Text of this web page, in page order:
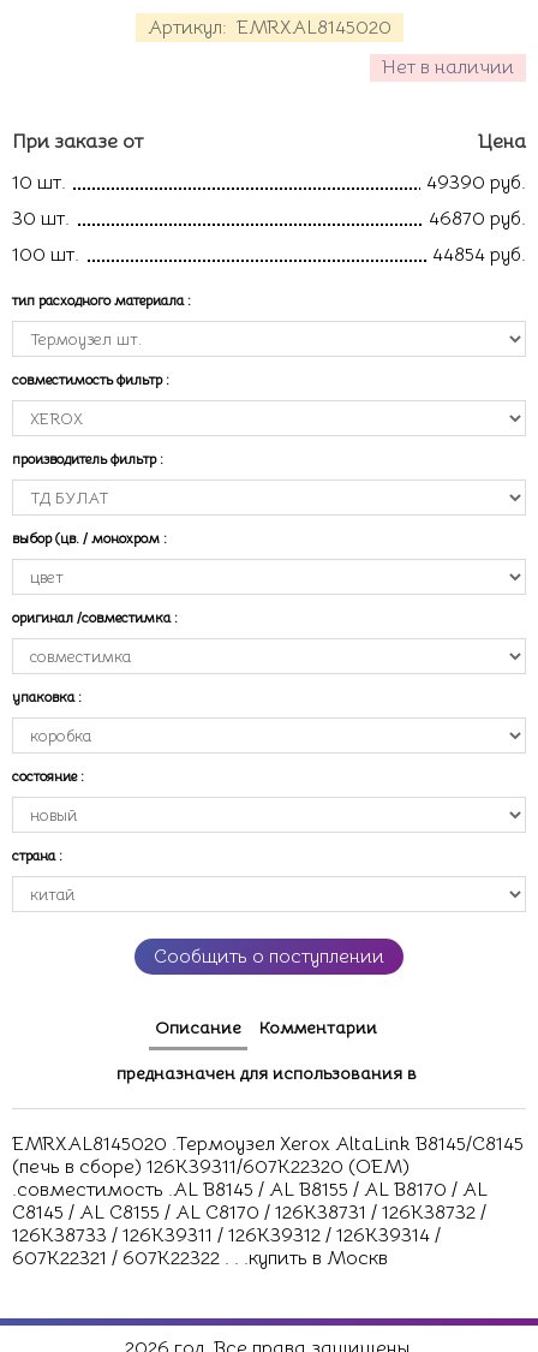
Артикул: EMRXAL8145020
Нет в наличии
При заказе от
Цена
10 шт.
49390 руб.
30 шт.
46870 руб.
100 шт.
44854 руб.
тип расходного материала :
совместимость фильтр :
производитель фильтр :
выбор (цв. / монохром :
оригинал /совместимка :
упаковка :
состояние :
страна :
Сообщить о поступлении
Описание Комментарии
предназначен для использования в
EMRXAL8145020 .Термоузел Xerox AltaLink B8145/C8145
(печь в сборе) 126K39311/607K22320 (OEM)
.совместимость .AL B8145 / AL B8155 / AL B8170 / AL
C8145 / AL C8155 / AL C8170 / 126K38731 / 126K38732 /
126K38733 / 126K39311 / 126K39312 / 126K39314 /
607K22321 / 607K22322 . . .купить в Москв